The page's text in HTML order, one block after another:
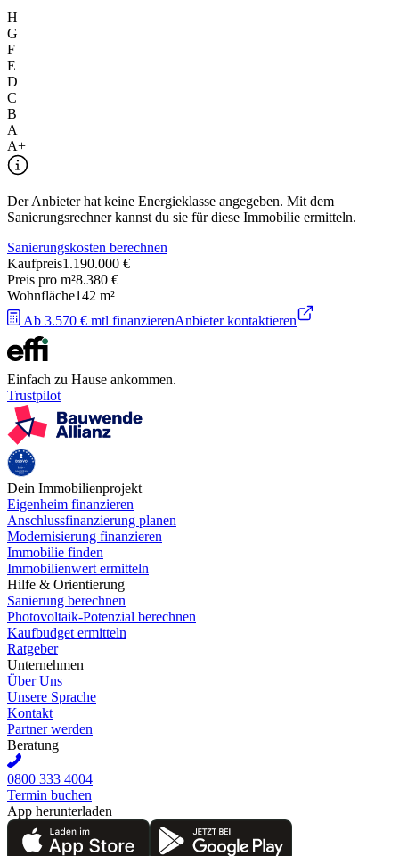
H
G
F
E
D
C
B
A
A+
Der Anbieter hat keine Energieklasse angegeben. Mit dem
Sanierungsrechner kannst du sie für diese Immobilie ermitteln.
Sanierungskosten berechnen
Kaufpreis1.190.000 €
Preis pro m²8.380 €
Wohnfläche142 m²
Ab 3.570 € mtl finanzierenAnbieter kontaktieren
Einfach zu Hause ankommen.
Trustpilot
Dein Immobilienprojekt
Eigenheim finanzieren
Anschlussfinanzierung planen
Modernisierung finanzieren
Immobilie finden
Immobilienwert ermitteln
Hilfe & Orientierung
Sanierung berechnen
Photovoltaik-Potenzial berechnen
Kaufbudget ermitteln
Ratgeber
Unternehmen
Über Uns
Unsere Sprache
Kontakt
Partner werden
Beratung
0800 333 4004
Termin buchen
App herunterladen